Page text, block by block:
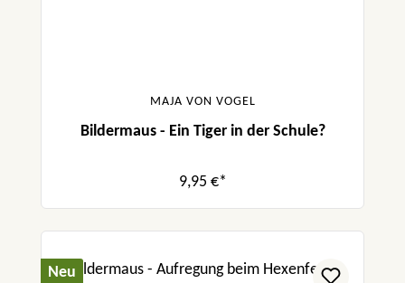
MAJA VON VOGEL
Bildermaus - Ein Tiger in der Schule?
9,95 €*
Neu